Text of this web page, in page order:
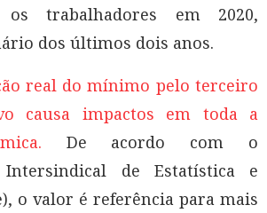
trabalhadores em 2020,
dos últimos dois anos.
real do mínimo pelo terceiro
causa impactos em toda a
De acordo com o
Intersindical de Estatística e
o valor é referência para mais